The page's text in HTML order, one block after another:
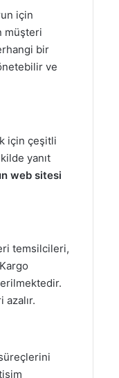
için
müşteri
bir
ve
için çeşitli
yanıt
web sitesi
temsilcileri,